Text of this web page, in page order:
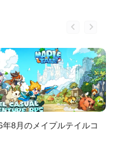
年8月のメイプルテイルコ